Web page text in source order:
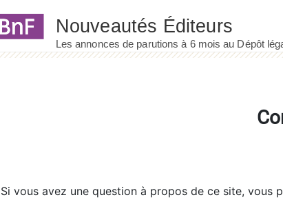
Si vous avez une question à propos de ce site, vous